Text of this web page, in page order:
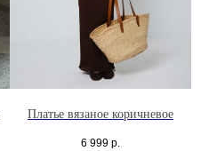
Платье вязаное коричневое
6 999 р.